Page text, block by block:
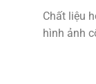
Chất liệu
hình ảnh